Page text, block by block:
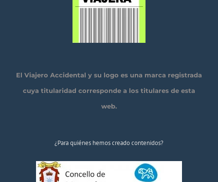
El Viajero Accidental y su logo es una marca registrada
cuya titularidad corresponde a los titulares de esta
web.
¿Para quiénes hemos creado contenidos?